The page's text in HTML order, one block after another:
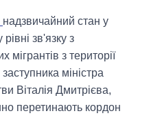
надзвичайний стан у
зв'язку з
з території
міністра
Віталія Дмитрієва,
перетинають кордон